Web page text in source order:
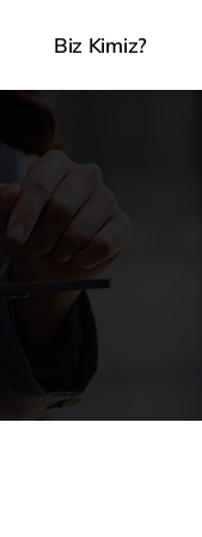
Biz Kimiz?